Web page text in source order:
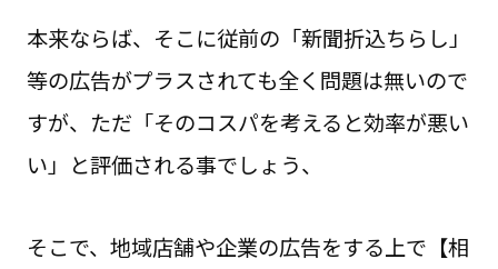
本来ならば、そこに従前の「新聞折込ちらし」
等の広告がプラスされても全く問題は無いので
すが、ただ「そのコスパを考えると効率が悪い
い」と評価される事でしょう、
そこで、地域店舗や企業の広告をする上で【相